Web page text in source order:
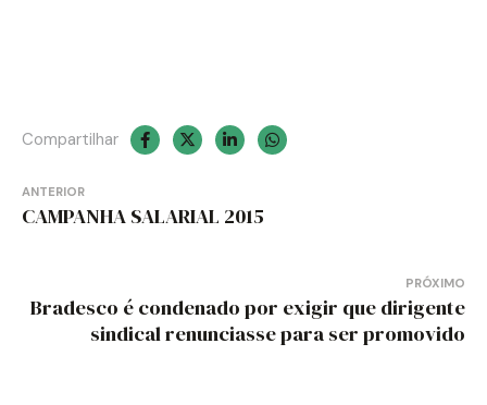
Compartilhar
Navegação
de
ANTERIOR
CAMPANHA SALARIAL 2015
PRÓXIMO
Bradesco é condenado por exigir que dirigente
sindical renunciasse para ser promovido